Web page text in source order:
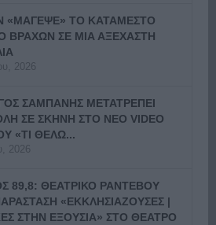
«ΜΑΓΕΨΕ» ΤΟ ΚΑΤΑΜΕΣΤΟ
ΒΡΑΧΩΝ ΣΕ ΜΙΑ ΑΞΕΧΑΣΤΗ
2026
ΣΑΜΠΑΝΗΣ ΜΕΤΑΤΡΕΠΕΙ
ΣΕ ΣΚΗΝΗ ΣΤΟ ΝΕΟ VIDEO
«ΤΙ ΘΕΛΩ...
2026
89,8: ΘΕΑΤΡΙΚΟ ΡΑΝΤΕΒΟΥ
«ΕΚΚΛΗΣΙΑΖΟΥΣΕΣ |
ΣΤΗΝ ΕΞΟΥΣΙΑ» ΣΤΟ ΘΕΑΤΡΟ